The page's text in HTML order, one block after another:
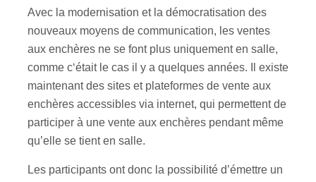
Avec la modernisation et la démocratisation des
nouveaux moyens de communication, les ventes
aux enchères ne se font plus uniquement en salle,
comme c‘était le cas il y a quelques années. Il existe
maintenant des sites et plateformes de vente aux
enchères accessibles via internet, qui permettent de
participer à une vente aux enchères pendant même
qu’elle se tient en salle.
Les participants ont donc la possibilité d’émettre un